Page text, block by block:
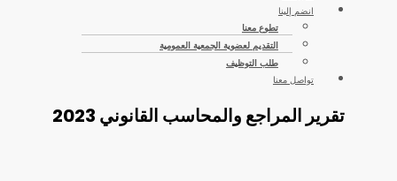
انضم إلينا
تطوع معنا
التقديم لعضوية الجمعية العمومية
طلب التوظيف
تواصل معنا
تقرير المراجع والمحاسب القانوني 2023